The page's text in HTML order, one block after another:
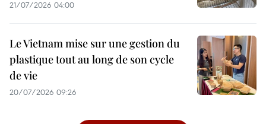
21/07/2026 04:00
Le Vietnam mise sur une gestion du
plastique tout au long de son cycle
de vie
20/07/2026 09:26